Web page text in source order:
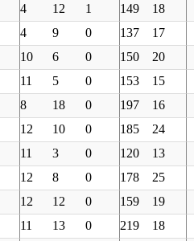
4 12 1 149 18
4 9 0 137 17
10 6 0 150 20
11 5 0 153 15
8 18 0 197 16
12 10 0 185 24
11 3 0 120 13
12 8 0 178 25
12 12 0 159 19
11 13 0 219 18